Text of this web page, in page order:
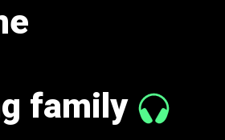
family